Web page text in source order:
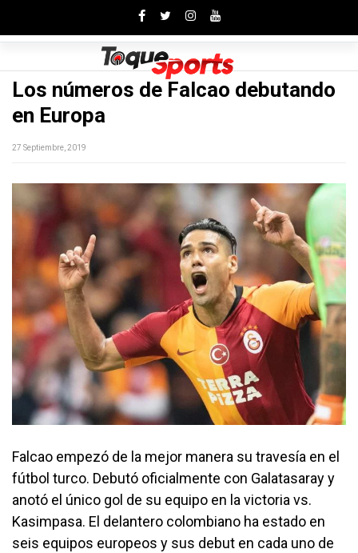
Los números de Falcao debutando
en Europa
27 Septiembre, 2019
Falcao empezó de la mejor manera su travesía en el
fútbol turco. Debutó oficialmente con Galatasaray y
anotó el único gol de su equipo en la victoria vs.
Kasimpasa. El delantero colombiano ha estado en
seis equipos europeos y sus debut en cada uno de